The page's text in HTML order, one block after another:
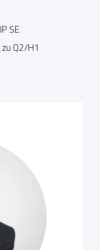
SE
zu Q2/H1